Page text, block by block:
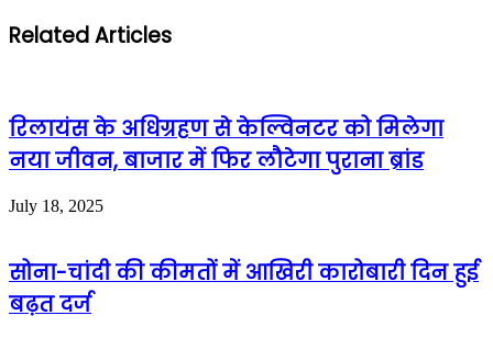
Related Articles
रिलायंस के अधिग्रहण से केल्विनटर को मिलेगा
नया जीवन, बाजार में फिर लौटेगा पुराना ब्रांड
July 18, 2025
सोना-चांदी की कीमतों में आखिरी कारोबारी दिन हुई
बढ़त दर्ज